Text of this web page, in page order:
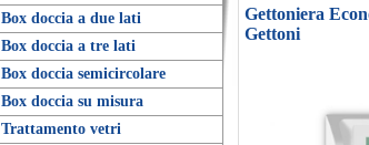
Box doccia a due lati
Box doccia a tre lati
Box doccia semicircolare
Box doccia su misura
Trattamento vetri
Gettoniera
Gettoni